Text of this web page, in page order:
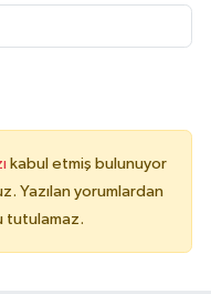
kabul etmiş bulunuyor
Yazılan yorumlardan
tutulamaz.